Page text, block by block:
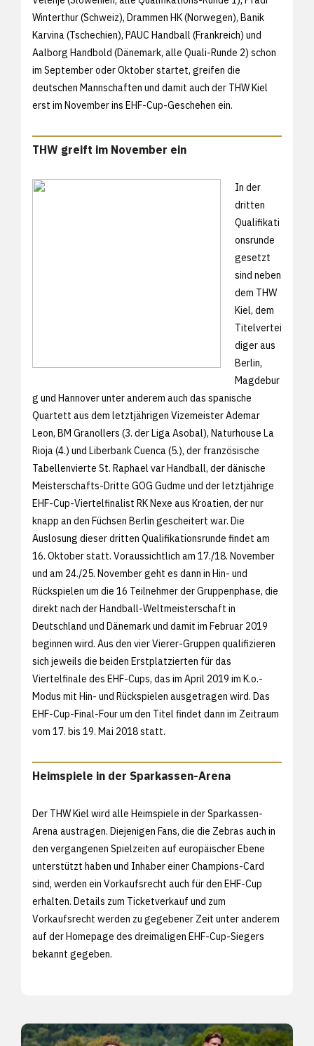
Winterthur (Schweiz), Drammen HK (Norwegen), Banik
Karvina (Tschechien), PAUC Handball (Frankreich) und
Aalborg Handbold (Dänemark, alle Quali-Runde 2) schon
im September oder Oktober startet, greifen die
deutschen Mannschaften und damit auch der THW Kiel
erst im November ins EHF-Cup-Geschehen ein.
THW greift im November ein
In der
dritten
Qualifikati
onsrunde
gesetzt
sind neben
dem THW
Kiel, dem
Titelvertei
diger aus
Berlin,
Magdebur
g und Hannover unter anderem auch das spanische
Quartett aus dem letztjährigen Vizemeister Ademar
Leon, BM Granollers (3. der Liga Asobal), Naturhouse La
Rioja (4.) und Liberbank Cuenca (5.), der französische
Tabellenvierte St. Raphael var Handball, der dänische
Meisterschafts-Dritte GOG Gudme und der letztjährige
EHF-Cup-Viertelfinalist RK Nexe aus Kroatien, der nur
knapp an den Füchsen Berlin gescheitert war. Die
Auslosung dieser dritten Qualifikationsrunde findet am
16. Oktober statt. Voraussichtlich am 17./18. November
und am 24./25. November geht es dann in Hin- und
Rückspielen um die 16 Teilnehmer der Gruppenphase, die
direkt nach der Handball-Weltmeisterschaft in
Deutschland und Dänemark und damit im Februar 2019
beginnen wird. Aus den vier Vierer-Gruppen qualifizieren
sich jeweils die beiden Erstplatzierten für das
Viertelfinale des EHF-Cups, das im April 2019 im K.o.-
Modus mit Hin- und Rückspielen ausgetragen wird. Das
EHF-Cup-Final-Four um den Titel findet dann im Zeitraum
vom 17. bis 19. Mai 2018 statt.
Heimspiele in der Sparkassen-Arena
Der THW Kiel wird alle Heimspiele in der Sparkassen-
Arena austragen. Diejenigen Fans, die die Zebras auch in
den vergangenen Spielzeiten auf europäischer Ebene
unterstützt haben und Inhaber einer Champions-Card
sind, werden ein Vorkaufsrecht auch für den EHF-Cup
erhalten. Details zum Ticketverkauf und zum
Vorkaufsrecht werden zu gegebener Zeit unter anderem
auf der Homepage des dreimaligen EHF-Cup-Siegers
bekannt gegeben.